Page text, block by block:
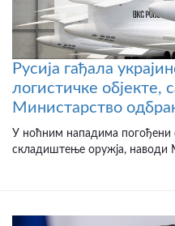
Русија гађала
логистичке објекте,
Министарство
У ноћним нападима погођени
складиштење оружја, наводи